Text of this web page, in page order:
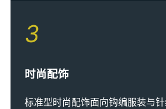
3
时尚配饰
标准型时尚配饰面向钩编服装与